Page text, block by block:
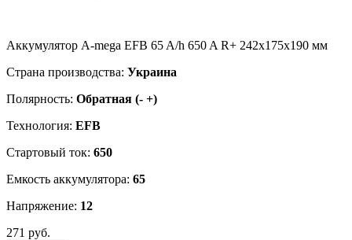
Аккумулятор A-mega EFB 65 A/h 650 A R+ 242x175x190 мм
Страна производства: Украина
Полярность: Обратная (- +)
Технология: EFB
Стартовый ток: 650
Емкость аккумулятора: 65
Напряжение: 12
271 руб.